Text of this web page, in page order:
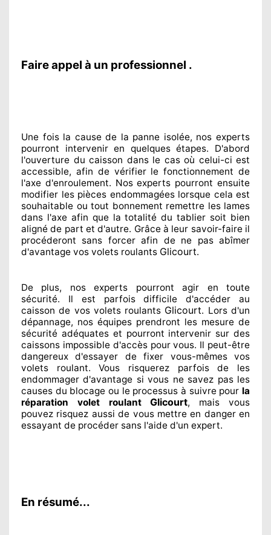
Faire appel à un professionnel .
Une fois la causede la panne isolée, nos experts
pourront interveniren quelques étapes. D'abord
l'ouverture du caisson dans le cas où celui-ci est
accessible, afin de vérifier le fonctionnement de
l'axe d'enroulement. Nos experts pourront ensuite
modifier les pièces endommagéeslorsque cela est
souhaitable ou tout bonnement remettre les lames
dans l'axe afin que la totalité du tablier soit bien
aligné de part et d'autre. Grâce à leur savoir-faireil
procéderont sans forcer afin dene pas abîmer
d'avantage vos volets roulants Glicourt.
De plus, nos experts pourront agir en toute
sécurité. Il est parfois difficile d'accéder au
caisson de vos volets roulants Glicourt. Lors d'un
dépannage, nos équipes prendront les mesure de
sécurité adéquateset pourront intervenir sur des
caissons impossible d'accès pour vous. Il peut-être
dangereux d'essayer de fixer vous-mêmes vos
volets roulant. Vous risquerez parfois de les
endommager d'avantage si vous ne savez pas les
causes du blocage ou le processus à suivre pour la
réparation volet roulantGlicourt, mais vous
pouvez risquez aussi de vous mettre en danger en
essayant de procéder sans l'aide d'un expert.
En résumé...